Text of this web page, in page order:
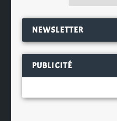
NEWSLETTER
PUBLICITÉ